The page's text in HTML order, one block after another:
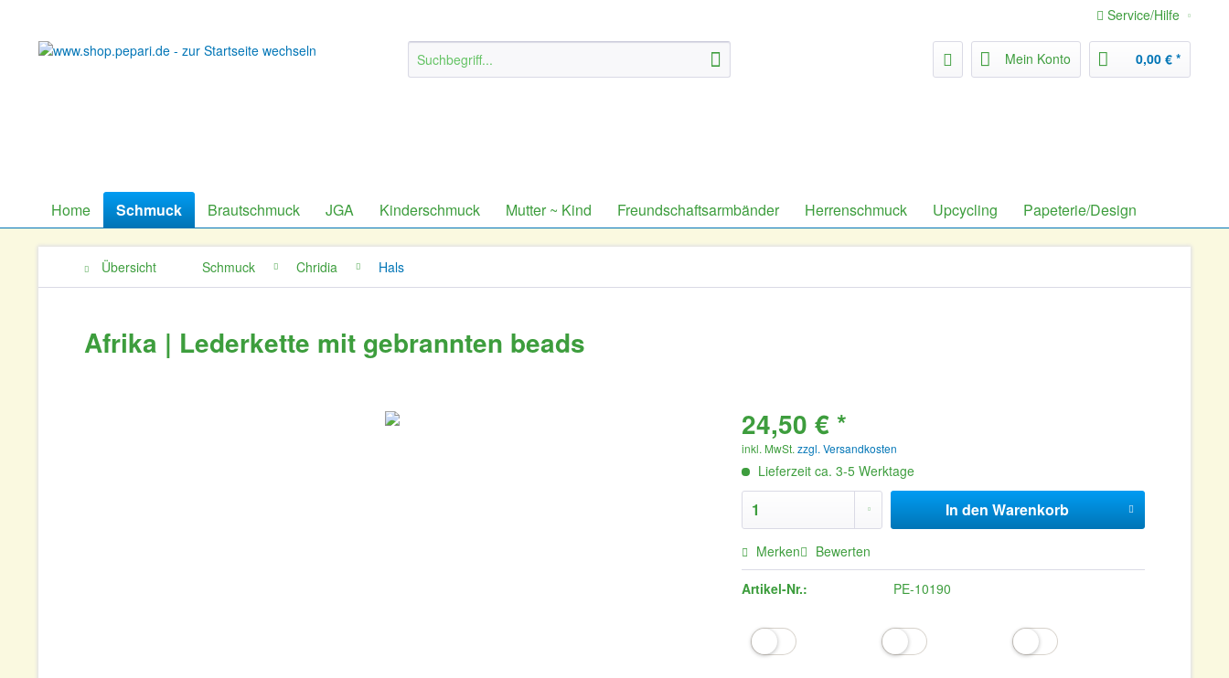
Service/Hilfe
Mein Konto 0,00 € *
Home Schmuck Brautschmuck JGA Kinderschmuck Mutter ~ Kind Freundschaftsarmbänder Herrenschmuck Upcycling Papeterie/Design
Übersicht Schmuck Chridia Hals
Afrika | Lederkette mit gebrannten beads
24,50 € *
inkl. MwSt.zzgl. Versandkosten
Lieferzeit ca. 3-5 Werktage
In den Warenkorb
Merken Bewerten
Artikel-Nr.: PE-10190